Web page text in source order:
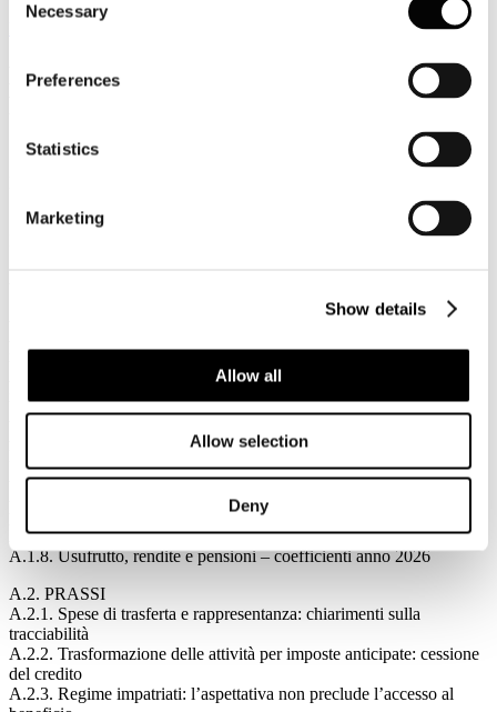
Selection
Necessary
Preferences
Statistics
Marketing
Show details
Allow all
Allow selection
Deny
Newsletter Fiscale e Societaria di
Federturismo Confindustria n. 2 (Periodo
dal 20 dicembre 2025 al 9 gennaio 2026)
internazionale
A.1.2. Riporto delle perdite fiscali e aiuti non tassati – atto di
indirizzo del MEF
A.1.3. Testo Unico IVA in vigore dall’1 gennaio 2027
A.1.4. Cooperazione fiscale tra Stati UE: recepita la direttiva UE
A.1.5. Fringe benefit auto aziendali: tabelle ACI per l’anno 2026
A.1.6. Scambio dati fiscali con Stati esteri: aggiornamento delle
A.1.7. DL Milleproroghe – DL 200/2025: proroga termini
A.1.8. Usufrutto, rendite e pensioni – coefficienti anno 2026
A.2. PRASSI
A.2.1. Spese di trasferta e rappresentanza: chiarimenti sulla
tracciabilità
A.2.2. Trasformazione delle attività per imposte anticipate: cessione
del credito
A.2.3. Regime impatriati: l’aspettativa non preclude l’accesso al